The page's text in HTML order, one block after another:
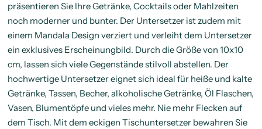
präsentieren Sie Ihre Getränke, Cocktails oder Mahlzeiten
noch moderner und bunter. Der Untersetzer ist zudem mit
einem Mandala Design verziert und verleiht dem Untersetzer
ein exklusives Erscheinungbild. Durch die Größe von 10x10
cm, lassen sich viele Gegenstände stilvoll abstellen. Der
hochwertige Untersetzer eignet sich ideal für heiße und kalte
Getränke, Tassen, Becher, alkoholische Getränke, Öl Flaschen,
Vasen, Blumentöpfe und vieles mehr. Nie mehr Flecken auf
dem Tisch. Mit dem eckigen Tischuntersetzer bewahren Sie